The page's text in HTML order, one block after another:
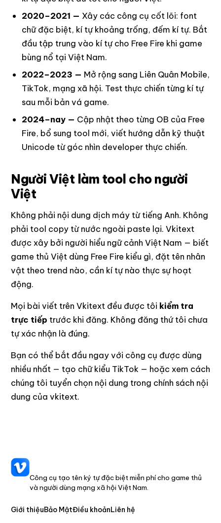
2020–2021 — Xây các công cụ cốt lõi: font
chữ đặc biệt, kí tự khoảng trống, đếm kí tự. Bắt
đầu tập trung vào kí tự cho Free Fire khi game
bùng nổ tại Việt Nam.
2022–2023 — Mở rộng sang Liên Quân Mobile,
TikTok, mạng xã hội. Test thực chiến từng kí tự
sau mỗi bản vá game.
2024–nay — Cập nhật theo từng OB của Free
Fire, bổ sung tool mới, viết hướng dẫn kỹ thuật
Unicode từ góc nhìn developer thực chiến.
Người Việt làm tool cho người
Việt
Không phải nội dung dịch máy từ tiếng Anh. Không
phải tool copy từ nước ngoài paste lại. Vkitext
được xây bởi người hiểu ngữ cảnh Việt Nam — biết
game thủ Việt dùng Free Fire kiểu gì, đặt tên nhân
vật theo trend nào, cần kí tự nào thực sự hoạt
động.
Mọi bài viết trên Vkitext đều được tôi kiểm tra
trực tiếp trước khi đăng. Không đăng thứ tôi chưa
tự xác nhận là đúng.
Bạn có thể bắt đầu ngay với công cụ được dùng
nhiều nhất — tạo chữ kiểu TikTok — hoặc xem cách
chúng tôi tuyển chọn nội dung trong chính sách nội
dung của vkitext.
Công cụ tạo tên ký tự đặc biệt miễn phí cho game thủ
và người dùng mạng xã hội Việt Nam.
Giới thiệuBảo MậtĐiều khoảnLiên hệ